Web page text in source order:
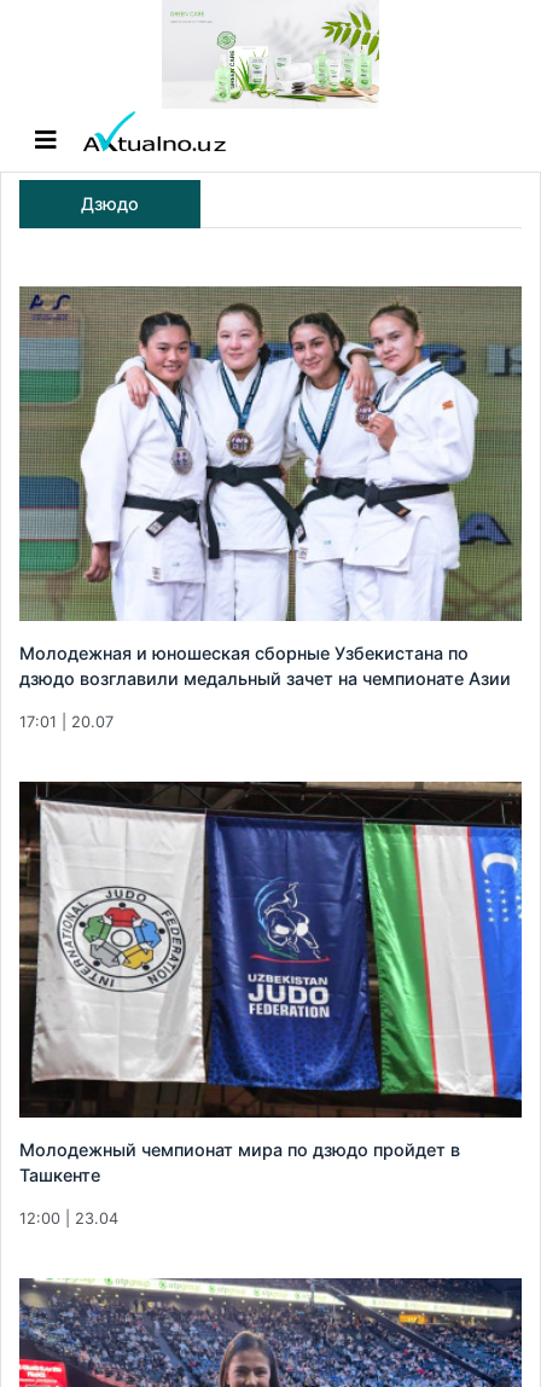
Дзюдо
Молодежная и юношеская сборные Узбекистана по
дзюдо возглавили медальный зачет на чемпионате Азии
17:01 | 20.07
Молодежный чемпионат мира по дзюдо пройдет в
Ташкенте
12:00 | 23.04